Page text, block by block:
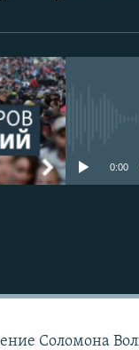
0:00
Соломона